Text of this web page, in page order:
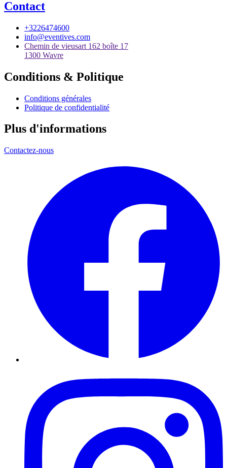
Contact
+3226474600
info@eventives.com
Chemin de vieusart 162 boîte 17
1300 Wavre
Conditions & Politique
Conditions générales
Politique de confidentialité
Plus d'informations
Contactez-nous